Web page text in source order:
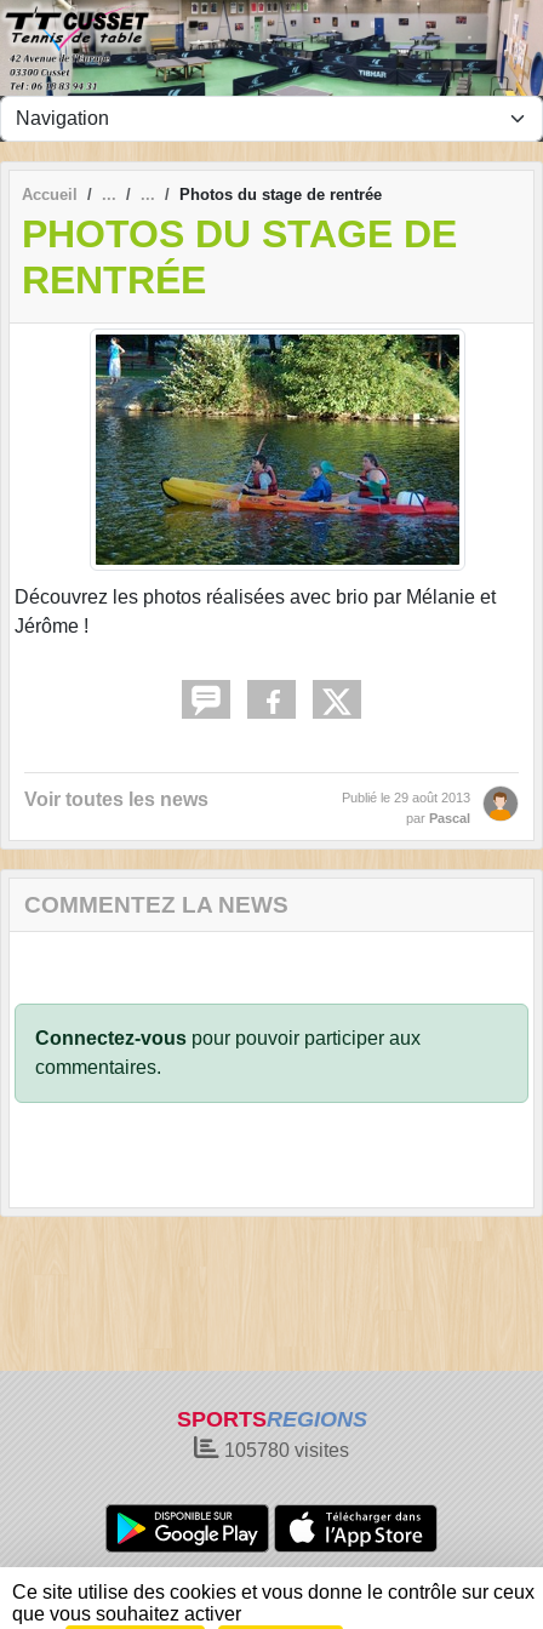
Accueil Photos du stage de rentrée
PHOTOS DU STAGE DE
RENTRÉE
Découvrez les photos réalisées avec brio par Mélanie et
Jérôme !
Voir toutes les news Publié le 29 août 2013
par Pascal
COMMENTEZ LA NEWS
Connectez-vous pour pouvoir participer aux
commentaires.
SPORTSREGIONS
105780 visites
Charte cookies
Gestion des cookies
Informations légales
Signaler un contenu inapproprié
Panneau de gestion des cookies
Ce site utilise des cookies et vous donne le contrôle sur ceux
que vous souhaitez activer